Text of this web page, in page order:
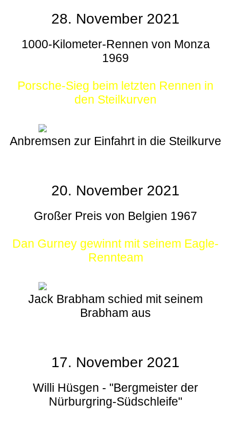
28. November 2021
1000-Kilometer-Rennen von Monza
1969
Porsche-Sieg beim letzten Rennen in
den Steilkurven
Anbremsen zur Einfahrt in die Steilkurve
20. November 2021
Großer Preis von Belgien 1967
Dan Gurney gewinnt mit seinem Eagle-
Rennteam
Jack Brabham schied mit seinem
Brabham aus
17. November 2021
Willi Hüsgen - "Bergmeister der
Nürburgring-Südschleife"